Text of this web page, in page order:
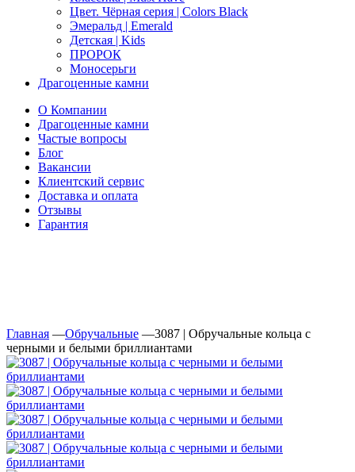
Цвет. Чёрная серия | Colors Black
Эмеральд | Emerald
Детская | Kids
ПРОРОК
Моносерьги
Драгоценные камни
О Компании
Драгоценные камни
Частые вопросы
Блог
Вакансии
Клиентский сервис
Доставка и оплата
Отзывы
Гарантия
Главная —Обручальные —3087 | Обручальные кольца с
черными и белыми бриллиантами